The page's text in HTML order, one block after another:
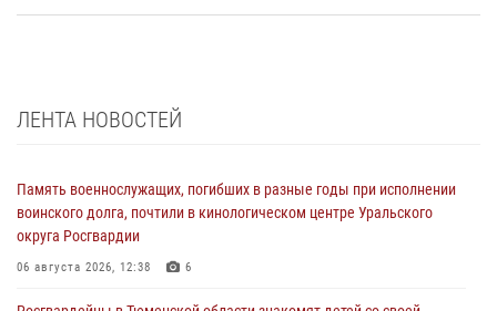
ЛЕНТА НОВОСТЕЙ
Память военнослужащих, погибших в разные годы при исполнении
воинского долга, почтили в кинологическом центре Уральского
округа Росгвардии
06 августа 2026, 12:38 6